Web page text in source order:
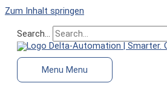
Zum Inhalt springen
Search...
Menu Menu